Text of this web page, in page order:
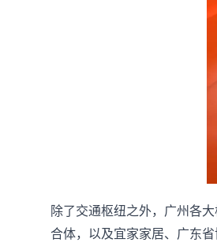
除了交通枢纽之外，广州各
合体，以及宜家家居、广东